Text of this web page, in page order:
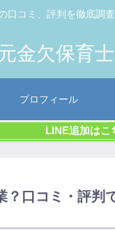
口コミ、評判を徹底調
プロフィール
LINE追加は
？口コミ・評判